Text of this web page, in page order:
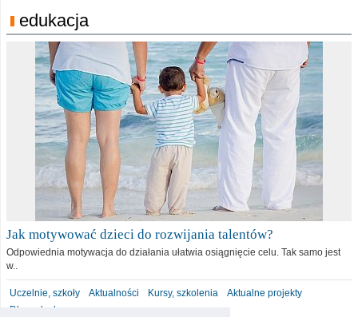
edukacja
Jak motywować dzieci do rozwijania talentów?
Odpowiednia motywacja do działania ułatwia osiągnięcie celu. Tak samo jest
w..
Uczelnie, szkoły Aktualności Kursy, szkolenia
Aktualne projekty
Dla malucha